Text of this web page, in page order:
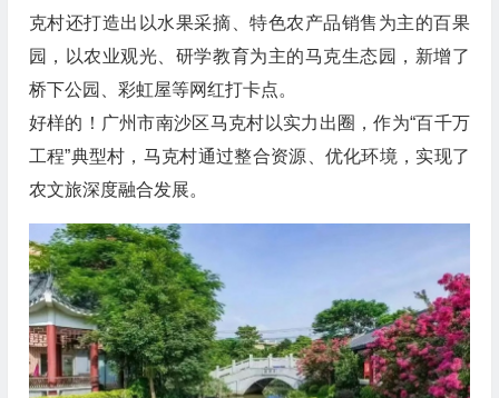
克村还打造出以水果采摘、特色农产品销售为主的百果
园，以农业观光、研学教育为主的马克生态园，新增了
桥下公园、彩虹屋等网红打卡点。
好样的！广州市南沙区马克村以实力出圈，作为“百千万
工程”典型村，马克村通过整合资源、优化环境，实现了
农文旅深度融合发展。